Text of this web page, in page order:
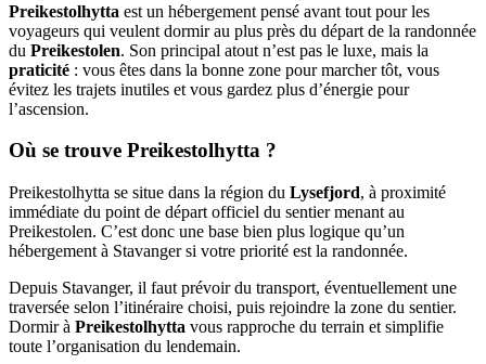
Preikestolhytta est un hébergement pensé avant tout pour les
voyageurs qui veulent dormir au plus près du départ de la randonnée
du Preikestolen. Son principal atout n’est pas le luxe, mais la
praticité : vous êtes dans la bonne zone pour marcher tôt, vous
évitez les trajets inutiles et vous gardez plus d’énergie pour
l’ascension.
Où se trouve Preikestolhytta ?
Preikestolhytta se situe dans la région du Lysefjord, à proximité
immédiate du point de départ officiel du sentier menant au
Preikestolen. C’est donc une base bien plus logique qu’un
hébergement à Stavanger si votre priorité est la randonnée.
Depuis Stavanger, il faut prévoir du transport, éventuellement une
traversée selon l’itinéraire choisi, puis rejoindre la zone du sentier.
Dormir à Preikestolhytta vous rapproche du terrain et simplifie
toute l’organisation du lendemain.